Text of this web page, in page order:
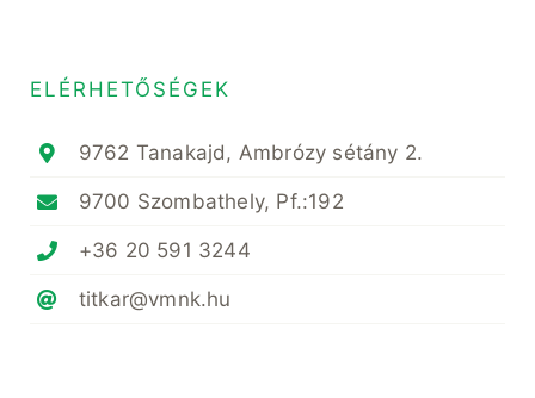
ELÉRHETŐSÉGEK
9762 Tanakajd, Ambrózy sétány 2.
9700 Szombathely, Pf.:192
+36 20 591 3244
titkar@vmnk.hu